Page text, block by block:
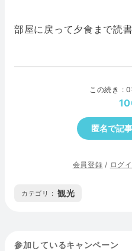
部屋に戻って夕食まで読書
この続き :
匿名で記
会員登録 / ログ
カテゴリ : 観光
参加しているキャンペーン